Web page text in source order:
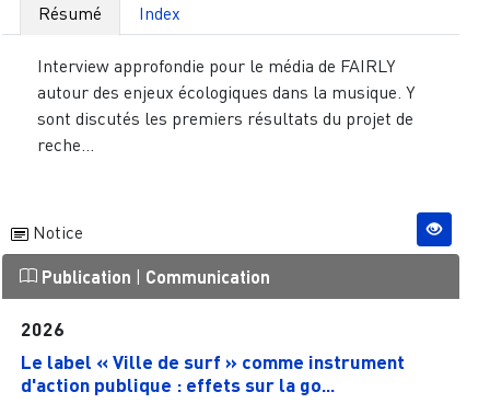
Résumé Index
Interview approfondie pour le média de FAIRLY
autour des enjeux écologiques dans la musique. Y
sont discutés les premiers résultats du projet de
reche...
Notice
Publication | Communication
2026
Le label « Ville de surf » comme instrument
d'action publique : effets sur la go...